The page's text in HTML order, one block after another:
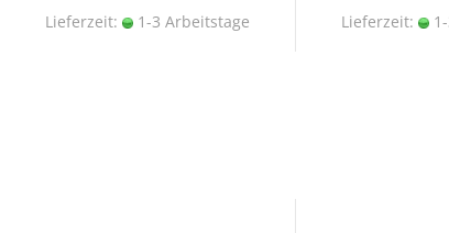
Lieferzeit: 1-3 Arbeitstage Lieferzeit: 1-